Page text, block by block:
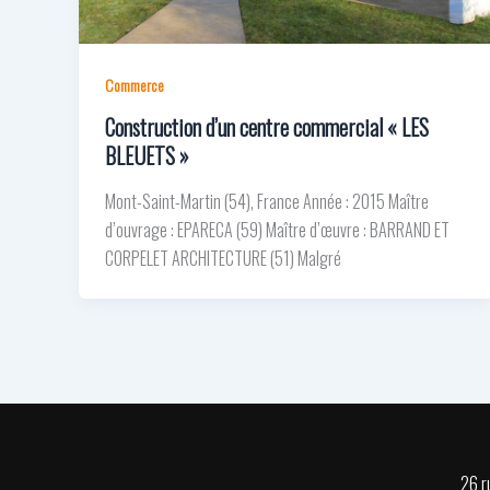
Commerce
Construction d’un centre commercial « LES
BLEUETS »
Mont-Saint-Martin (54), France Année : 2015 Maître
d’ouvrage : EPARECA (59) Maître d’œuvre : BARRAND ET
CORPELET ARCHITECTURE (51) Malgré
26